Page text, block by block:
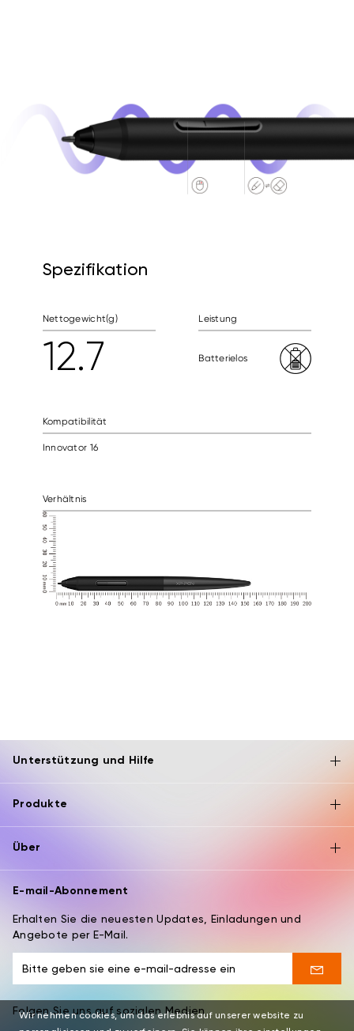
Spezifikation
Nettogewicht(g)
12.7
Leistung
Batterielos
Kompatibilität
Innovator 16
Verhältnis
Unterstützung und Hilfe
Produkte
Über
E-mail-Abonnement
Erhalten Sie die neuesten Updates, Einladungen und
Angebote per E-Mail.
Folgen Sie uns auf sozialen Medien
Wir nehmen cookies, um das erlebnis auf unserer website zu